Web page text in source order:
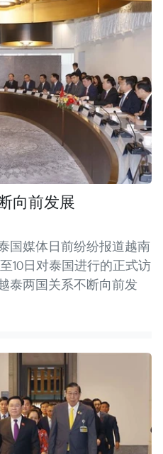
向前发展
国媒体日前纷纷报道越南
10日对泰国进行的正式访
泰两国关系不断向前发